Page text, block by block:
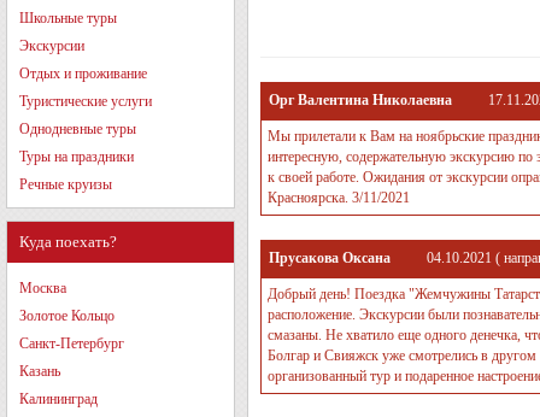
Школьные туры
Экскурсии
Отдых и проживание
Туристические услуги
Однодневные туры
Туры на праздники
Речные круизы
Куда поехать?
Москва
Золотое Кольцо
Санкт-Петербург
Казань
Калининград
Орг Валентина Николаевна
Мы прилетали к Вам на ноябрьские
интересную, содержательную экскурсию
к своей работе. Ожидания от экскурсии
Красноярска. 3/11/2021
Прусакова Оксана 04.10.2021 (
Добрый день! Поездка "Жемчужины
расположение. Экскурсии были
смазаны. Не хватило еще одного денечка,
Болгар и Свияжск уже смотрелись в
организованный тур и подаренное